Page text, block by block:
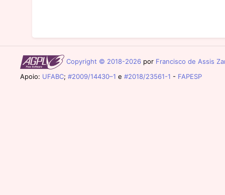
Copyright © 2018-2026 por Francisco de Assis
Apoio: UFABC; #2009/14430–1 e #2018/23561-1 - FAPESP